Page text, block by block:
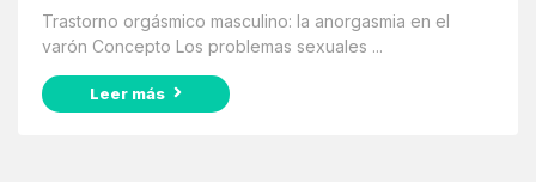
Trastorno orgásmico masculino: la anorgasmia en el
varón Concepto Los problemas sexuales ...
Leer más